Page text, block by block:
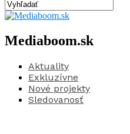
Mediaboom.sk
Aktuality
Exkluzívne
Nové projekty
Sledovanosť